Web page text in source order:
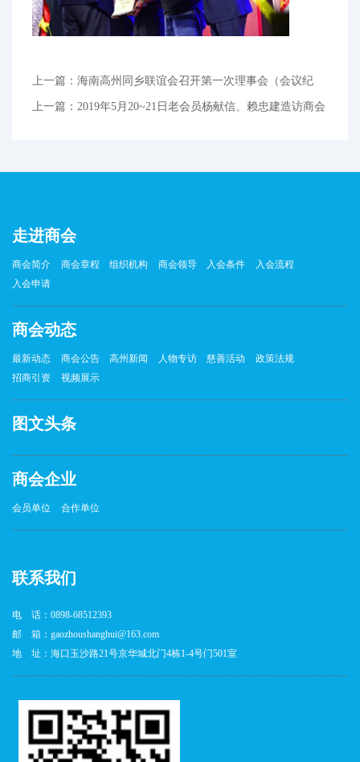
上一篇：海南高州同乡联谊会召开第一次理事会（会议纪
要）
上一篇：2019年5月20~21日老会员杨献信、赖忠建造访商会
走进商会
商会简介 商会章程 组织机构 商会领导 入会条件
入会流程
入会申请
商会动态
最新动态 商会公告 高州新闻 人物专访 慈善活动
政策法规
招商引资
视频展示
图文头条
商会企业
会员单位 合作单位
联系我们
电 话：0898-68512393
邮 箱：gaozhoushanghui@163.com
地 址：海口玉沙路21号京华城北门4栋1-4号门501室